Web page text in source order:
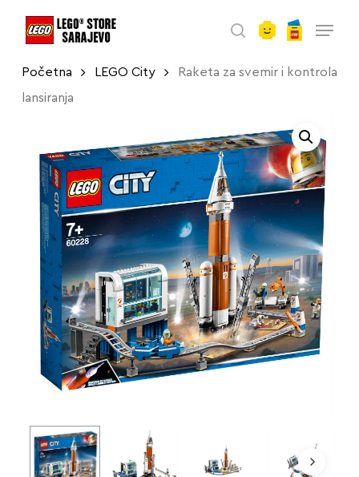
search
Početna LEGO City Raketa za svemir i kontrola
lansiranja